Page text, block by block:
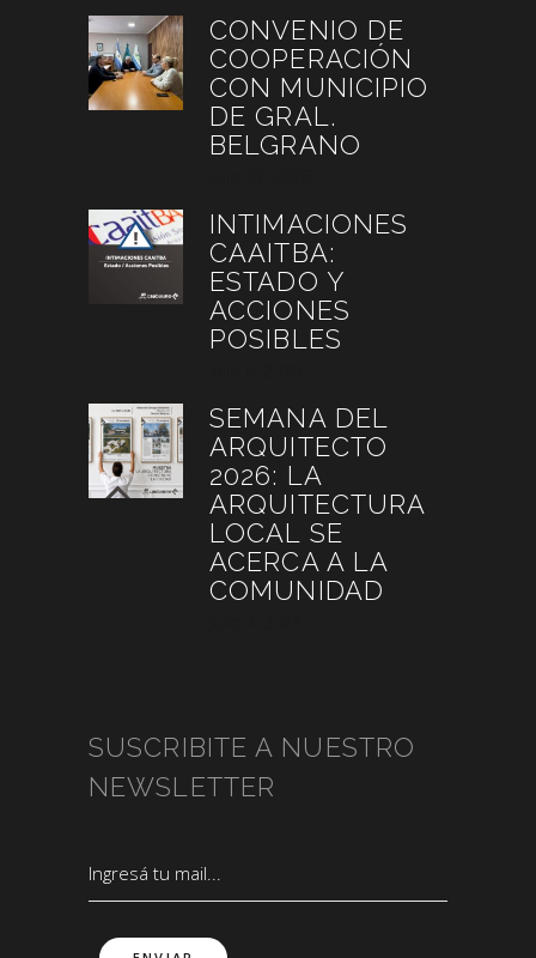
CONVENIO DE
COOPERACIÓN
CON MUNICIPIO
DE GRAL.
BELGRANO
INTIMACIONES
CAAITBA:
ESTADO Y
ACCIONES
POSIBLES
SEMANA DEL
ARQUITECTO
2026: LA
ARQUITECTURA
LOCAL SE
ACERCA A LA
COMUNIDAD
SUSCRIBITE A NUESTRO
NEWSLETTER